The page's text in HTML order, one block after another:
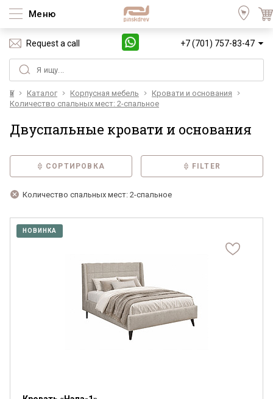
Меню
Request a call +7 (701) 757-83-47
Үй Каталог Корпусная мебель
Кровати и основания
Количество спальных мест: 2-спальное
Двуспальные кровати и основания
СОРТИРОВКА FILTER
Количество спальных мест: 2-спальное
НОВИНКА